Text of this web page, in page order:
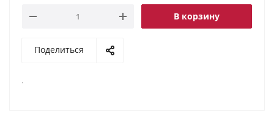
В корзину
Поделиться
.